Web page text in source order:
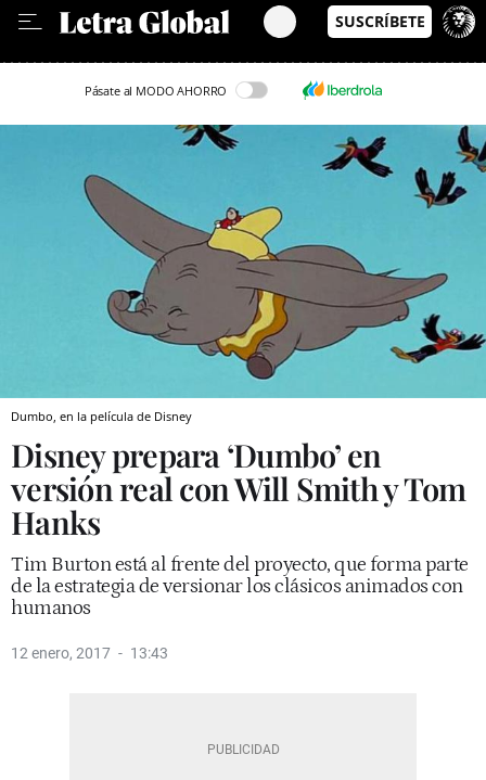
Pásate al MODO AHORRO
Dumbo, en la película de Disney
Disney prepara ‘Dumbo’ en
versión real con Will Smith y Tom
Hanks
Tim Burton está al frente del proyecto, que forma parte
de la estrategia de versionar los clásicos animados con
humanos
12 enero, 2017 13:43